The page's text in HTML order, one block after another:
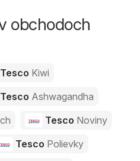
obchodoch
Tesco Kiwi
Tesco Ashwagandha
Tesco Noviny
Tesco Polievky